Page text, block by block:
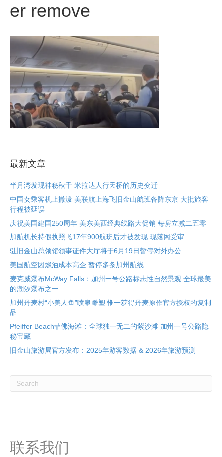
er remove
最新文章
半月湾发现神秘秋千 米拉达人行天桥的历史变迁
中国女乘客机上撒泼 美联航上海飞旧金山航班备降东京 大批旅客
行程被延误
庆祝美国建国250周年 美东美西经典线路大促销 每房立减二五零
加航机长持假执照飞17年900航班后才被发现 现落网受审
驻旧金山总领馆领事证件大厅将于6月19日暂停对外办公
美国航空因燃油成本高企 暂停多条加州航线
麦克威瀑布McWay Falls：加州一号公路标志性自然景观 全球最美
的潮汐瀑布之一
加州丹麦村“小美人鱼”喷泉雕塑 惟一获得丹麦原作官方授权的复制
品
Pfeiffer Beach菲佛海滩：全球独一无二的紫沙滩 加州一号公路隐
秘宝藏
旧金山旅游局官方发布：2025年游客数据 & 2026年旅游预测
联系我们